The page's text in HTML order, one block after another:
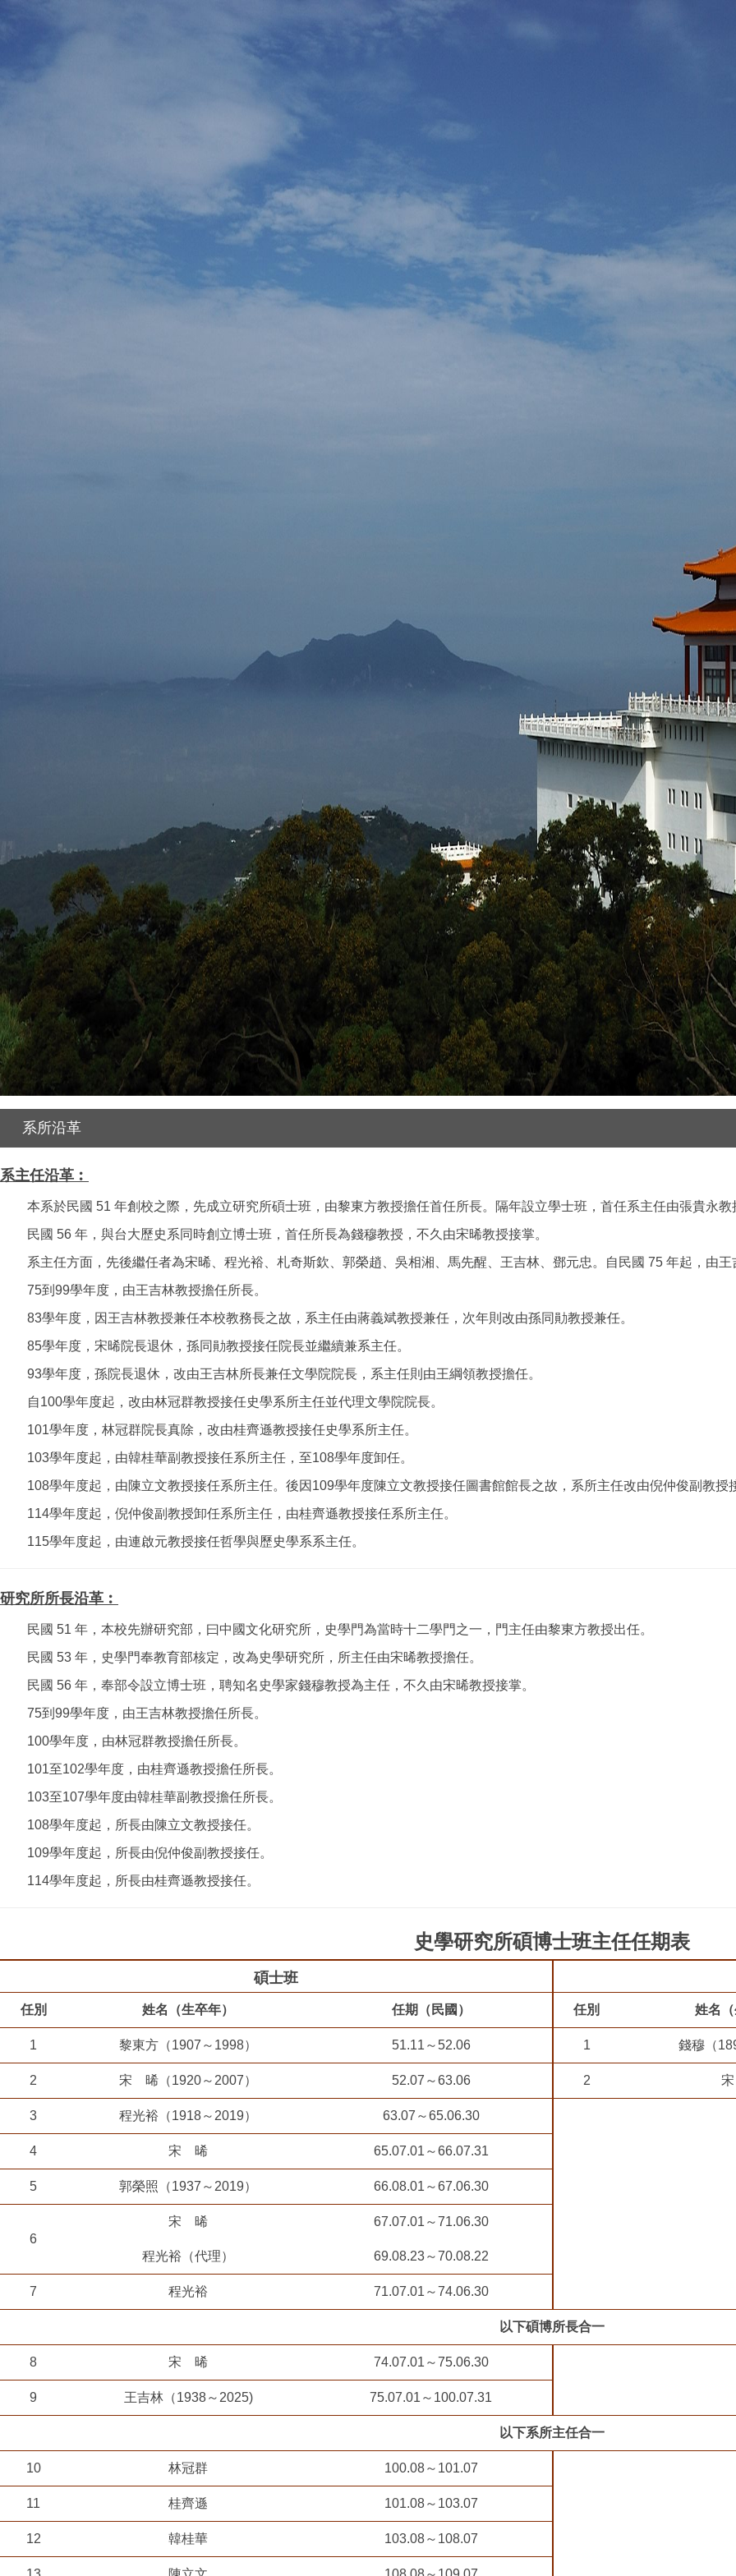
系所沿革
系主任沿革︰
本系於民國 51 年創校之際，先成立研究所碩士班，由黎東方教授擔任首任所長。隔年設立學士班，首任系主任由張貴永教
民國 56 年，與台大歷史系同時創立博士班，首任所長為錢穆教授，不久由宋晞教授接掌。
系主任方面，先後繼任者為宋晞、程光裕、札奇斯欽、郭榮趙、吳相湘、馬先醒、王吉林、鄧元忠。自民國 75 年起，由
75到99學年度，由王吉林教授擔任所長。
83學年度，因王吉林教授兼任本校教務長之故，系主任由蔣義斌教授兼任，次年則改由孫同勛教授兼任。
85學年度，宋晞院長退休，孫同勛教授接任院長並繼續兼系主任。
93學年度，孫院長退休，改由王吉林所長兼任文學院院長，系主任則由王綱領教授擔任。
自100學年度起，改由林冠群教授接任史學系所主任並代理文學院院長。
101學年度，林冠群院長真除，改由桂齊遜教授接任史學系所主任。
103學年度起，由韓桂華副教授接任系所主任，至108學年度卸任。
108學年度起，由陳立文教授接任系所主任。後因109學年度陳立文教授接任圖書館館長之故，系所主任改由倪仲俊副教授
114學年度起，倪仲俊副教授卸任系所主任，由桂齊遜教授接任系所主任。
115學年度起，由連啟元教授接任哲學與歷史學系系主任。
研究所所長沿革︰
民國 51 年，本校先辦研究部，曰中國文化研究所，史學門為當時十二學門之一，門主任由黎東方教授出任。
民國 53 年，史學門奉教育部核定，改為史學研究所，所主任由宋晞教授擔任。
民國 56 年，奉部令設立博士班，聘知名史學家錢穆教授為主任，不久由宋晞教授接掌。
75到99學年度，由王吉林教授擔任所長。
100學年度，由林冠群教授擔任所長。
101至102學年度，由桂齊遜教授擔任所長。
103至107學年度由韓桂華副教授擔任所長。
108學年度起，所長由陳立文教授接任。
109學年度起，所長由倪仲俊副教授接任。
114學年度起，所長由桂齊遜教授接任。
史學研究所碩博士班主任任期表
碩士班
任別 姓名（生卒年） 任期（民國） 任別 姓名
1 黎東方（1907～1998） 51.11～52.06 1 錢穆（
2 宋 晞（1920～2007） 52.07～63.06 2
3 程光裕（1918～2019） 63.07～65.06.30
4 宋 晞 65.07.01～66.07.31
5 郭榮照（1937～2019） 66.08.01～67.06.30
6
宋 晞 67.07.01～71.06.30
程光裕（代理） 69.08.23～70.08.22
7 程光裕 71.07.01～74.06.30
以下碩博所長合一
8 宋 晞 74.07.01～75.06.30
9 王吉林（1938～2025) 75.07.01～100.07.31
以下系所主任合一
10 林冠群 100.08～101.07
11 桂齊遜 101.08～103.07
12 韓桂華 103.08～108.07